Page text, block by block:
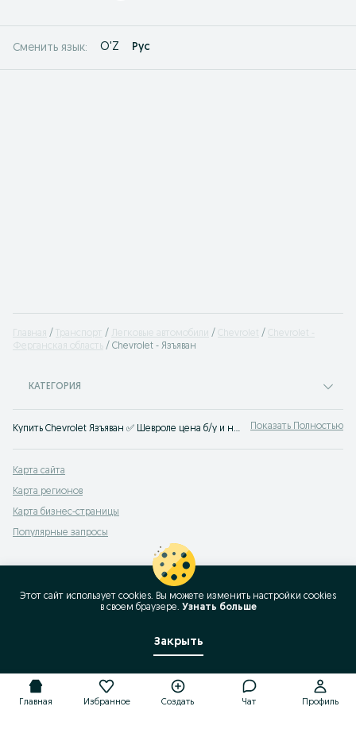
Сменить язык: O'Z Рус
Главная Транспорт Легковые автомобили Chevrolet
Chevrolet -
Ферганская область
Chevrolet - Язъяван
КАТЕГОРИЯ
Купить Chevrolet Язъяван ✅ Шевроле цена б/у и нового авто ☝ Большой выбор автомобилей по выгодным ценам на OLX.uz Язъяван (ранее Torg.uz) Показать Полностью
Карта сайта
Карта регионов
Карта бизнес-страницы
Популярные запросы
Главная Избранное Создать Чат Профиль
Этот сайт использует cookies. Вы можете изменить настройки cookies
в своeм браузере. Узнать больше
Закрыть